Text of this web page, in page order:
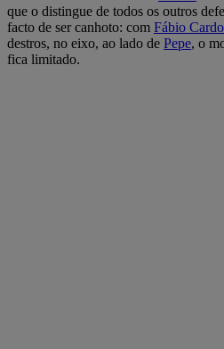
que o distingue de todos os outros
facto de ser canhoto: com Fábio
destros, no eixo, ao lado de Pepe, o
fica limitado.